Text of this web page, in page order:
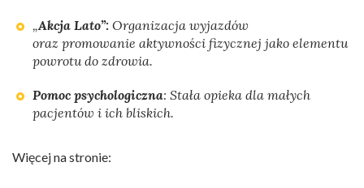
„Akcja Lato”: Organizacja wyjazdów
oraz promowanie aktywności fizycznej jako elementu
powrotu do zdrowia.
Pomoc psychologiczna: Stała opieka dla małych
pacjentów i ich bliskich.
Więcej na stronie: